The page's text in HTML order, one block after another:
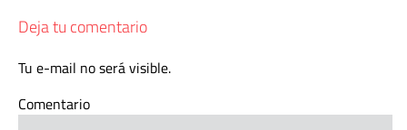
Deja tu comentario
Tu e-mail no será visible.
Comentario